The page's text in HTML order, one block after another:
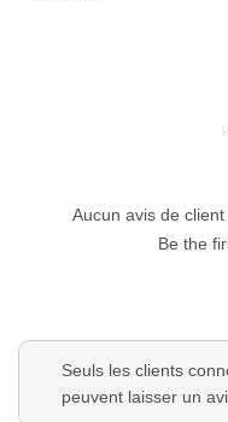
Aucun avis de
Be the
Seuls les clients
peuvent laisser un